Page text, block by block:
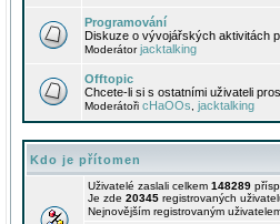
Programování
Diskuze o vývojářských aktivitách
Moderátorjacktalking
Offtopic
Chcete-li si s ostatními uživateli
Moderátoři cHaOOs jacktalking
Kdo je přítomen
Uživatelé zaslali celkem 148289
Je zde 20345 registrovaných
Nejnovějším registrovaným